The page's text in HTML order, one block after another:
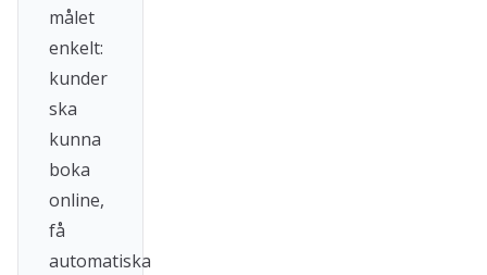
målet
enkelt:
kunder
ska
kunna
boka
online,
få
automatiska